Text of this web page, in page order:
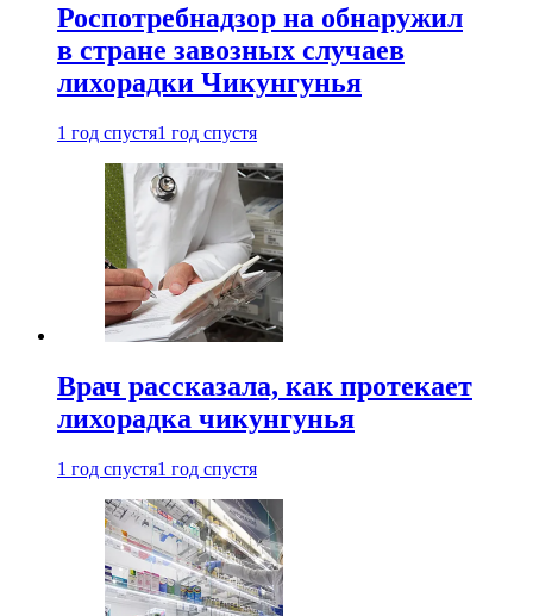
Роспотребнадзор на обнаружил
в стране завозных случаев
лихорадки Чикунгунья
1 год спустя1 год спустя
Врач рассказала, как протекает
лихорадка чикунгунья
1 год спустя1 год спустя